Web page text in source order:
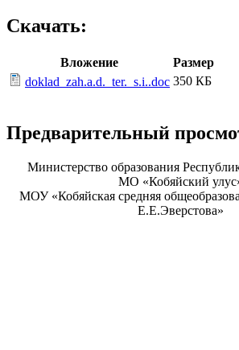
Скачать:
Вложение
Размер
doklad_zah.a.d._ter._s.i..doc 350 КБ
Предварительный
Министерство образования
МО «Кобяйский
МОУ «Кобяйская средняя
Е.Е.Эверстова»